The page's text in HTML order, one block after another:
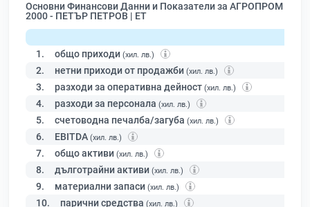
Основни Финансови Данни и Показатели за АГРОПРОМ
2000 - ПЕТЪР ПЕТРОВ | ЕТ
1. общо приходи (хил. лв.)
2. нетни приходи от продажби (хил. лв.)
3. разходи за оперативна дейност (хил. лв.)
4. разходи за персонала (хил. лв.)
5. счетоводна печалба/загуба (хил. лв.)
6. EBITDA (хил. лв.)
7. общо активи (хил. лв.)
8. дълготрайни активи (хил. лв.)
9. материални запаси (хил. лв.)
10. парични средства (хил. лв.)